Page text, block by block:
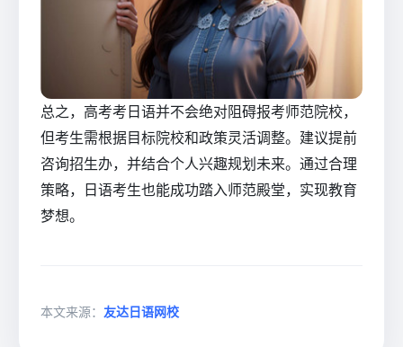
总之，高考考日语并不会绝对阻碍报考师范院校，
但考生需根据目标院校和政策灵活调整。建议提前
咨询招生办，并结合个人兴趣规划未来。通过合理
策略，日语考生也能成功踏入师范殿堂，实现教育
梦想。
本文来源： 友达日语网校